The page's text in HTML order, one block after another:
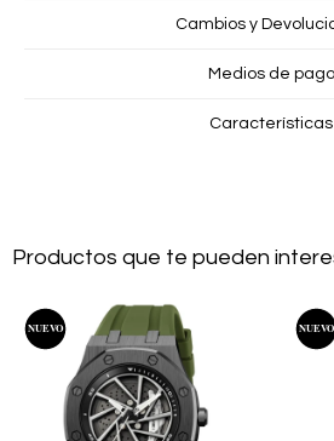
Cambios y
Medios de pago
Características
Productos que te pueden